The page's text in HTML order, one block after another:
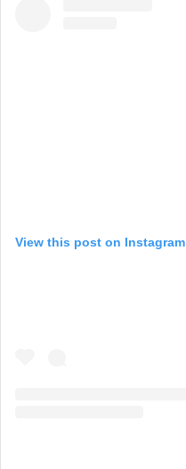
View this post on Instagram